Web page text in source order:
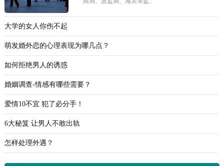
大学的女人你伤不起
萌发婚外恋的心理表现为哪几点？
如何拒绝男人的诱惑
婚姻调查-情感有哪些需要？
爱情10不宜 犯了必分手！
6大秘笈 让男人不敢出轨
怎样处理外遇？